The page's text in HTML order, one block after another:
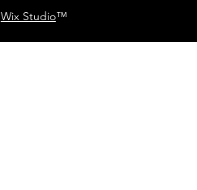
Wix Studio™